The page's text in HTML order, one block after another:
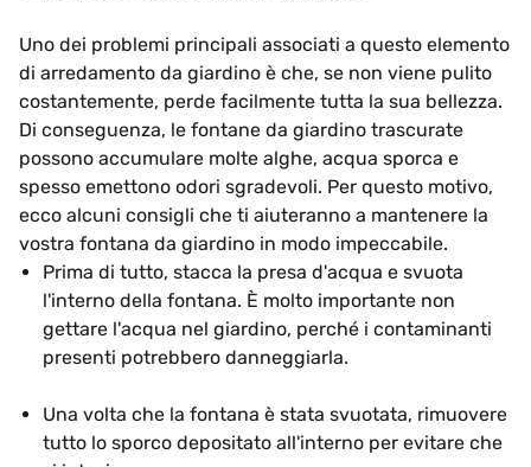
Uno dei problemi principali associati a questo elemento
di arredamento da giardino è che, se non viene pulito
costantemente, perde facilmente tutta la sua bellezza.
Di conseguenza, le fontane da giardino trascurate
possono accumulare molte alghe, acqua sporca e
spesso emettono odori sgradevoli. Per questo motivo,
ecco alcuni consigli che ti aiuteranno a mantenere la
vostra fontana da giardino in modo impeccabile.
Prima di tutto, stacca la presa d'acqua e svuota
l'interno della fontana. È molto importante non
gettare l'acqua nel giardino, perché i contaminanti
presenti potrebbero danneggiarla.
Una volta che la fontana è stata svuotata, rimuovere
tutto lo sporco depositato all'interno per evitare che